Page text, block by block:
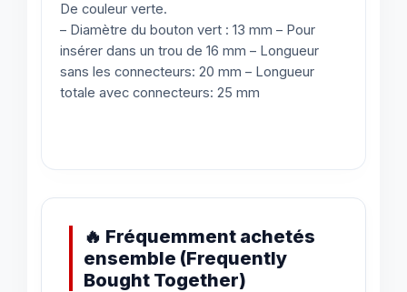
De couleur verte.
– Diamètre du bouton vert : 13 mm – Pour
insérer dans un trou de 16 mm – Longueur
sans les connecteurs: 20 mm – Longueur
totale avec connecteurs: 25 mm
🔥 Fréquemment achetés
ensemble (Frequently
Bought Together)